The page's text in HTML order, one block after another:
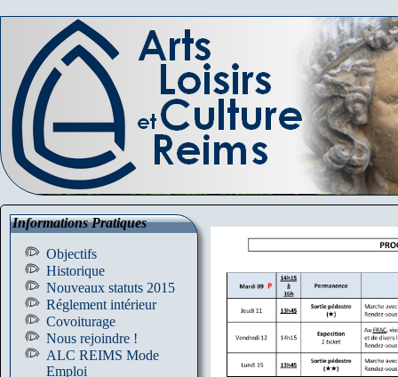
Informations Pratiques
Objectifs
Historique
Nouveaux statuts 2015
Réglement intérieur
Covoiturage
Nous rejoindre !
ALC REIMS Mode
Emploi